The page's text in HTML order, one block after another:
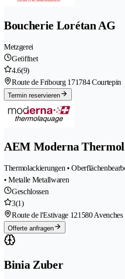
Boucherie Lorétan AG
Metzgerei
Geöffnet
4.6(9)
Route de Fribourg 171784 Courtepin
Termin reservieren
AEM Moderna
Thermolackierungen •
• Metalle Metallwaren
Geschlossen
3(1)
Route de l'Estivage 121580 Avenches
Offerte anfragen
Binia Zuber